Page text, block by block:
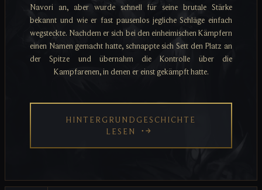
Navori an, aber wurde schnell für seine brutale Stärke
bekannt und wie er fast pausenlos jegliche Schläge einfach
wegsteckte. Nachdem er sich bei den einheimischen Kämpfern
einen Namen gemacht hatte, schnappte sich Sett den Platz an
der Spitze und übernahm die Kontrolle über die
Kampfarenen, in denen er einst gekämpft hatte.
HINTERGRUNDGESCHICHTE
LESEN